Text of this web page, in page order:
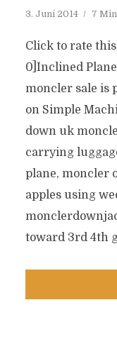
3. Juni 2014 7
Click to rate
0]Inclined
moncler sale is
on Simple
down uk
carrying
plane, moncler
apples using
toward 3rd 4th